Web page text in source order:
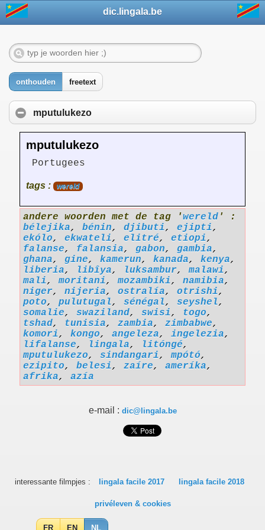
dic.lingala.be
onthouden freetext
mputulukezo
mputulukezo
Portugees
tags : wereld
andere woorden met de tag 'wereld ' :
bélejika, bénin, djibuti, ejipti,
ekólo, ekwateli, elitré, etiopi,
falanse, falansia, gabon, gambia,
ghana, gine, kamerun, kanada, kenya,
liberia, libîya, luksambur,malawi,
mali,moritani,mozambiki, namibia,
niger, nijeria, ostralía, otrishi,
poto, pulutugal, sénégal, seyshel,
somalie, swaziland, swisi, togo,
tshad, tunisia, zambia, zimbabwe,
komori, kongo, angeleza, ingelezia,
lifalanse, lingala, litóngé,
mputulukezo, sindangari,mpótó,
ezipito, belesi, zaíre, ameríka,
afrika, azía
e-mail : dic@lingala.be
interessante filmpjes : lingala facile 2017 lingala facile 2018
privéleven & cookies